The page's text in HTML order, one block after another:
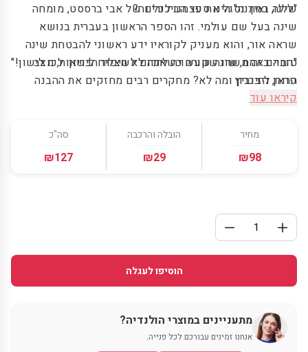
שלנו, ואיך נסגל את עצמנו לכל זה?
"לילה במתנה" הינו ספר הביכורים של אבי ברססט, מומחה
שינה בעל שם עולמי. זהו הספר הראשון בעברית בנושא
שראה אור, והוא מעניק לקוראיו ידע ראשוני להבטחת שינה
טובה באמת, שינה שעשויה לתרום לשיפור הבריאות, מצב
הרוח, הזיכרון ומה לא? מחקרים רבים מחזקים את ההבנה
ששינה איכותית מאטה את קצב הזדקנות הגוף, ואם זה לא
ערות בספר עצמו.
"החיים זה משהו שקורה כשאתה לא מצליח לישון. לכו לישון!"
פראן ליבוביץ
קיראו עוד
מחיר
₪98
הובלה והרכבה
₪29
סה"כ
₪127
הוסיפו לעגלה
מתעניינים במוצרי הולנדיה?
אנחנו זמינים עבורכם לכל פנייה.